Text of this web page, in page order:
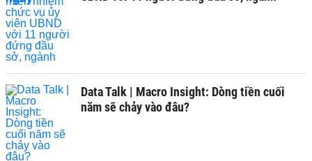
Data Talk | Macro Insight: Dòng tiền cuối
năm sẽ chảy vào đâu?